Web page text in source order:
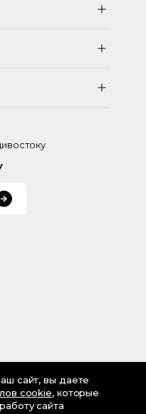
магазин люстр и
сайт, вы даете
cookie, которые
сайта